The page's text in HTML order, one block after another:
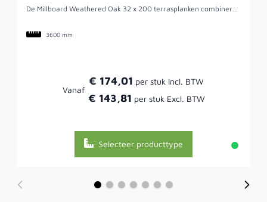
De Millboard Weathered Oak 32 x 200 terrasplanken combineren de authentieke uitstraling van meer dan 100 jaar oud verweerd eikenhout met de voordelen van moderne materiaaltechnologie. Driftwood is een warme, middentoon grijs geïnspireerd op gebleekt hout dat is verweerd door de tijd. Met een afmeting van 32 x 200 mm bieden deze terrasplanken een robuuste uitstraling, een natuurgetrouwe houtstructuur, hoge slipweerstand en een onderhoudsarme afwerking. Zo geniet je jarenlang van een stijlvol, duurzaam terras met de charme van echt verweerd eiken.
3600 mm
Vanaf
€ 174,01
€ 143,81
Selecteer producttype